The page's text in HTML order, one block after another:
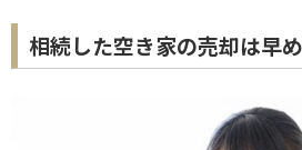
相続した空き家の売却は早